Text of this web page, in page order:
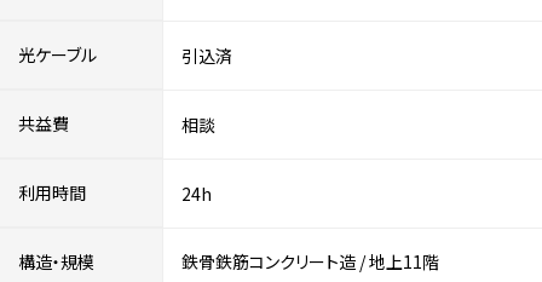
光ケーブル 引込済
共益費 相談
利用時間 24h
構造・規模 鉄骨鉄筋コンクリート造 /地上11階